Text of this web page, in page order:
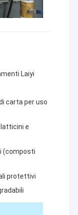
Laiyi
carta per uso
latticini e
(composti
protettivi